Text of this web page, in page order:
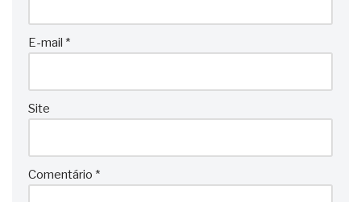
E-mail *
Site
Comentário *